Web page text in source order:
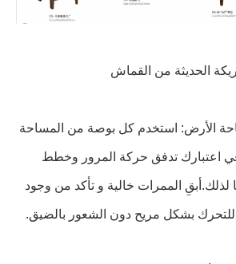
الحديثة من القماش
الأرض: استخدم كل بوصة من المساحة
اعتبارك تدفق حركة المرور وخطط
الممرات خالية و تأكد من وجود
بشكل مريح دون الشعور بالضيق.